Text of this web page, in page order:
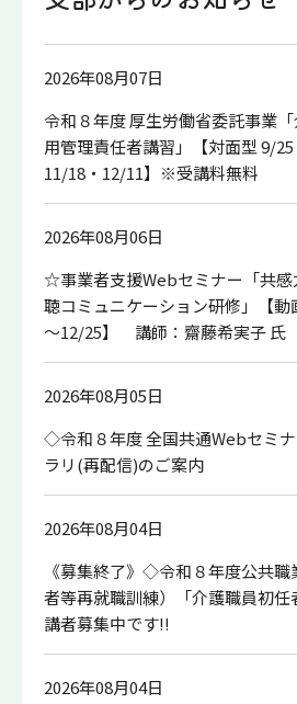
2026年08月07日
令和８年度 厚生労働省委託事業
用管理責任者講習」【対面型 9/25
11/18・12/11】※受講料無料
2026年08月06日
☆事業者支援Webセミナー「共感
聴コミュニケーション研修」【動
～12/25】 講師：齋藤希実子 氏
2026年08月05日
◇令和８年度 全国共通Webセミ
ラリ(再配信)のご案内
2026年08月04日
《募集終了》◇令和８年度公共職
者等再就職訓練）「介護職員初任
講者募集中です!!
2026年08月04日